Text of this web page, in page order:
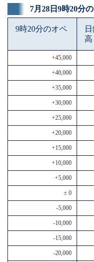
7月28日9時20分
9時20分のオペ
高
+45,000
+40,000
+35,000
+30,000
+25,000
+20,000
+15,000
+10,000
+5,000
± 0
-5,000
-10,000
-15,000
-20,000